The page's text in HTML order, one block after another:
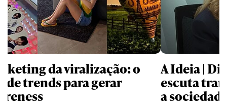
da viralização: o
de trends para gerar
A Ideia |
escuta
a